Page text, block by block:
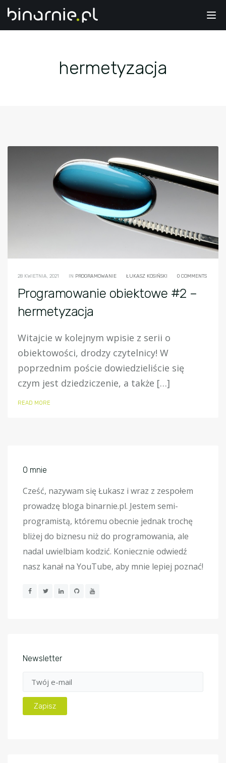
hermetyzacja
28 KWIETNIA, 2021 IN PROGRAMOWANIE ŁUKASZ KOSIŃSKI 0 COMMENTS
Programowanie obiektowe #2 –
hermetyzacja
Witajcie w kolejnym wpisie z serii o
obiektowości, drodzy czytelnicy! W
poprzednim poście dowiedzieliście się
czym jest dziedziczenie, a także […]
READ MORE
O mnie
Cześć, nazywam się Łukasz i wraz z zespołem
prowadzę bloga binarnie.pl. Jestem semi-
programistą, któremu obecnie jednak trochę
bliżej do biznesu niż do programowania, ale
nadal uwielbiam kodzić. Koniecznie odwiedź
nasz kanał na YouTube, aby mnie lepiej poznać!
Newsletter